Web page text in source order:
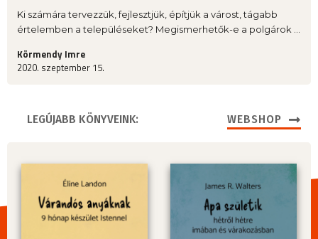
Ki számára tervezzük, fejlesztjük, építjük a várost, tágabb
értelemben a településeket? Megismerhetők-e a polgárok ...
Körmendy Imre
2020. szeptember 15.
LEGÚJABB KÖNYVEINK: WEBSHOP